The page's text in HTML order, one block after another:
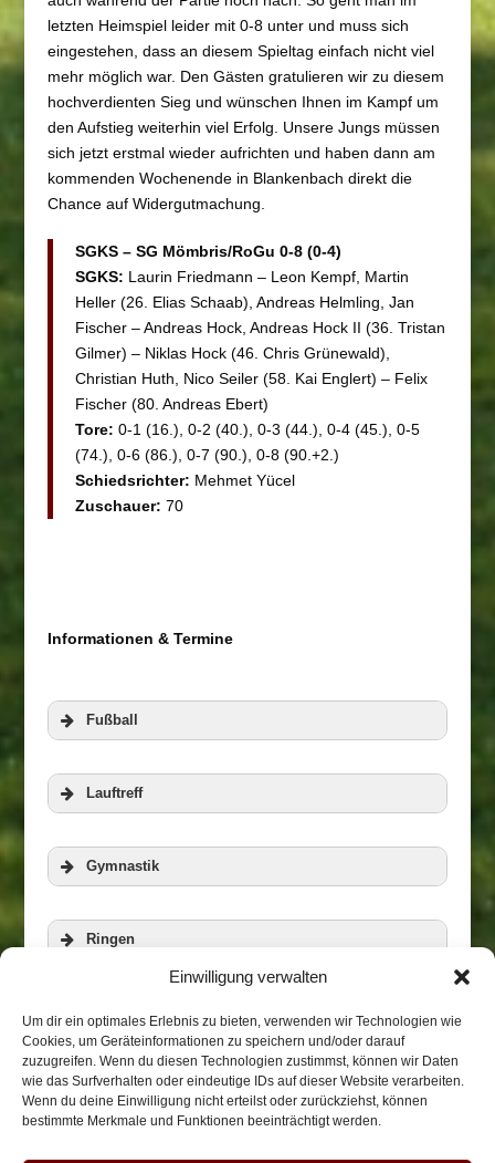
Einwilligung verwalten
Um dir ein optimales Erlebnis zu bieten, verwenden wir Technologien wie
Cookies, um Geräteinformationen zu speichern und/oder darauf
zuzugreifen. Wenn du diesen Technologien zustimmst, können wir Daten
wie das Surfverhalten oder eindeutige IDs auf dieser Website verarbeiten.
Wenn du deine Einwilligung nicht erteilst oder zurückziehst, können
bestimmte Merkmale und Funktionen beeinträchtigt werden.
letzten Heimspiel leider mit 0-8 unter und muss sich
eingestehen, dass an diesem Spieltag einfach nicht viel
mehr möglich war. Den Gästen gratulieren wir zu diesem
hochverdienten Sieg und wünschen Ihnen im Kampf um
den Aufstieg weiterhin viel Erfolg. Unsere Jungs müssen
sich jetzt erstmal wieder aufrichten und haben dann am
kommenden Wochenende in Blankenbach direkt die
Chance auf Widergutmachung.
SGKS – SG Mömbris/RoGu 0-8 (0-4)
SGKS: Laurin Friedmann – Leon Kempf, Martin
Heller (26. Elias Schaab), Andreas Helmling, Jan
Fischer – Andreas Hock, Andreas Hock II (36. Tristan
Gilmer) – Niklas Hock (46. Chris Grünewald),
Christian Huth, Nico Seiler (58. Kai Englert) – Felix
Fischer (80. Andreas Ebert)
Tore: 0-1 (16.), 0-2 (40.), 0-3 (44.), 0-4 (45.), 0-5
(74.), 0-6 (86.), 0-7 (90.), 0-8 (90.+2.)
Schiedsrichter: Mehmet Yücel
Zuschauer: 70
Informationen & Termine
Fußball
Lauftreff
Veranstaltungen
Gymnastik
Ringen
Zur Homepage der RWG
Aerobic und Step
Weitere Informationen
Biketreff
Takama/Honkai-Karate